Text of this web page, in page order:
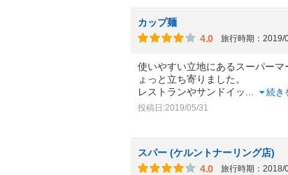
カップ麺
4.0
旅行時期：2019/
使いやすい立地にあるスーパー
ょっと立ち寄りました。
レストランやサンドイッ
続き
投稿日:2019/05/31
スパー (ケルントナーリング店)
4.0
旅行時期：2018/